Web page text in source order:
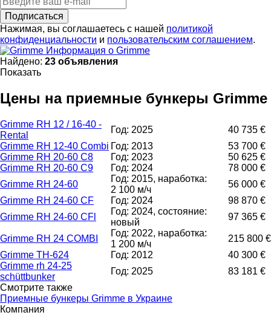
Подписаться
Нажимая, вы соглашаетесь с нашей политикой
конфиденциальности и пользовательским соглашением.
Информация о Grimme
Найдено: 23 объявления
Показать
Цены на приемные бункеры Grimme
Grimme RH 12 / 16-40 -
Rental
Год: 2025
40 735 €
Grimme RH 12-40 Combi Год: 2013
53 700 €
Grimme RH 20-60 C8
Год: 2023
50 625 €
Grimme RH 20-60 C9
Год: 2024
78 000 €
Grimme RH 24-60
Год: 2015, наработка:
2 100 м/ч
56 000 €
Grimme RH 24-60 CF
Год: 2024
98 870 €
Grimme RH 24-60 CFl
Год: 2024, состояние:
новый
97 365 €
Grimme RH 24 COMBI
Год: 2022, наработка:
1 200 м/ч
215 800 €
Grimme TH-624
Год: 2012
40 300 €
Grimme rh 24-25
schüttbunker
Год: 2025
83 181 €
Смотрите также
Приемные бункеры Grimme в Украине
Компания